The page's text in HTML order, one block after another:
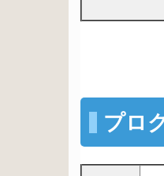
プロ